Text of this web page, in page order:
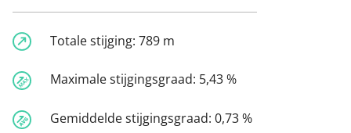
Totale stijging: 789 m
Maximale stijgingsgraad: 5,43 %
Gemiddelde stijgingsgraad: 0,73 %